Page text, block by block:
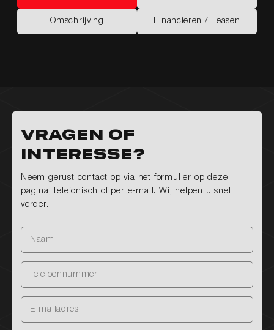
Kenmerken
Omschrijving
Omschrijving
Financieren / Leasen
Financieren / Leasen
Vragen of
interesse?
Neem gerust contact op via het formulier op deze
pagina, telefonisch of per e-mail. Wij helpen u snel
verder.